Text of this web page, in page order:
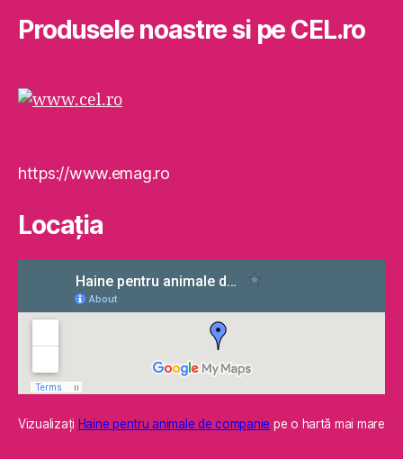
Produsele noastre si pe CEL.ro
https://www.emag.ro
Locaţia
Vizualizaţi Haine pentru animale de companie pe o hartă mai mare